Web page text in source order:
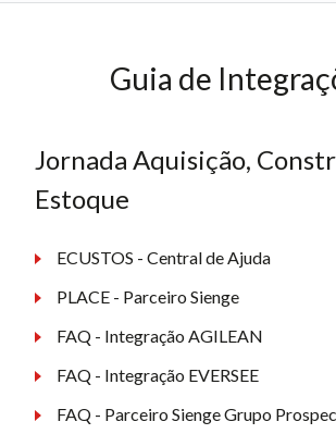
Guia de
Jornada Aquisição,
Estoque
ECUSTOS - Central de Ajuda
PLACE - Parceiro Sienge
FAQ - Integração AGILEAN
FAQ - Integração EVERSEE
FAQ - Parceiro Sienge Grupo